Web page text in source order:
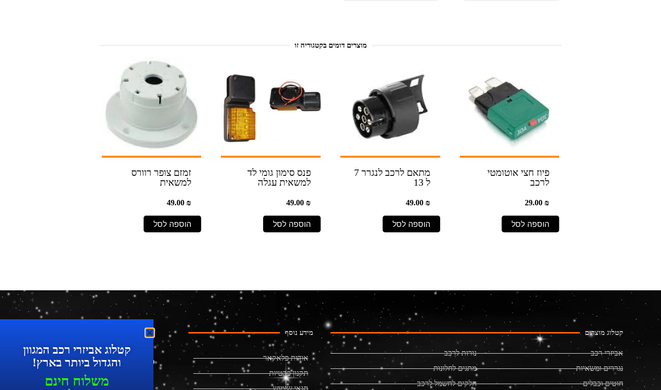
מוצרים דומים בקטגוריה זו
פיוז חצי אוטומטי
לרכב
29.00 ₪
הוספה לסל
מתאם לרכב לנגרר 7
ל 13
49.00 ₪
הוספה לסל
פנס סימון גומי לד
למשאית עגלה
49.00 ₪
הוספה לסל
זמזם צופר רוורס
למשאית
49.00 ₪
הוספה לסל
קטלוג מוצרים
אביזרי רכב
נגררים ומשאיות
חוטים וכבלים
נורות לרכב
מתגים לחלונות
חלקים לחשמל לרכב
מידע נוסף
אודות פלאקאר
תקנון פרטיות
תנאי שימוש
מוצרים מתקדמים לרכב
קטלוג אביזרי רכב המגוון
והגדול ביותר בארץ!
משלוח חינם